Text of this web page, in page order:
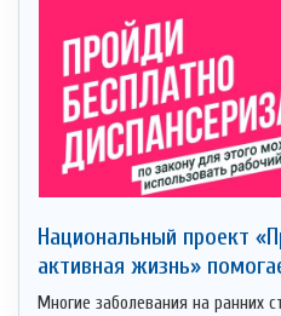
Национальный проект
активная жизнь»
Многие заболевания на ранних